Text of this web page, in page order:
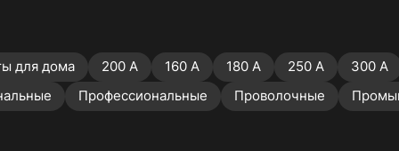
для дома 200 А 160 А 180 А 250 А
300 А
Профессиональные Проволочные